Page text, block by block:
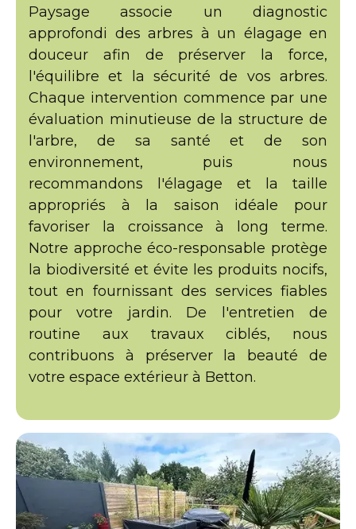
Paysage associe un diagnostic
approfondi des arbres à un élagage en
douceur afin de préserver la force,
l'équilibre et la sécurité de vos arbres.
Chaque intervention commence par une
évaluation minutieuse de la structure de
l'arbre, de sa santé et de son
environnement, puis nous
recommandons l'élagage et la taille
appropriés à la saison idéale pour
favoriser la croissance à long terme.
Notre approche éco-responsable protège
la biodiversité et évite les produits nocifs,
tout en fournissant des services fiables
pour votre jardin. De l'entretien de
routine aux travaux ciblés, nous
contribuons à préserver la beauté de
votre espace extérieur à Betton.